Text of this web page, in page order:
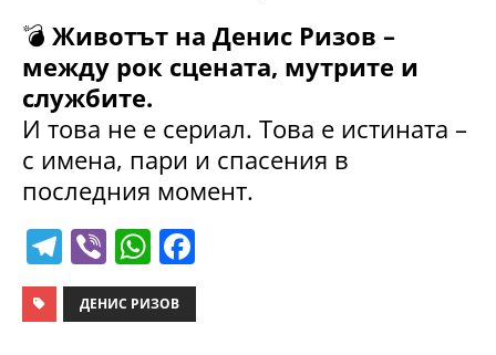
💣 Животът на Денис Ризов –
между рок сцената, мутрите и
службите.
И това не е сериал. Това е истината –
с имена, пари и спасения в
последния момент.
T
el
e
Vi
b
er
W
h
at
a
c
ДЕНИС РИЗОВ